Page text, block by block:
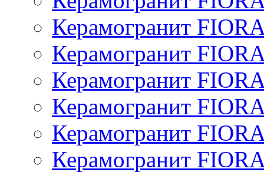
Керамогранит
Керамогранит
Керамогранит
Керамогранит
Керамогранит
Керамогранит